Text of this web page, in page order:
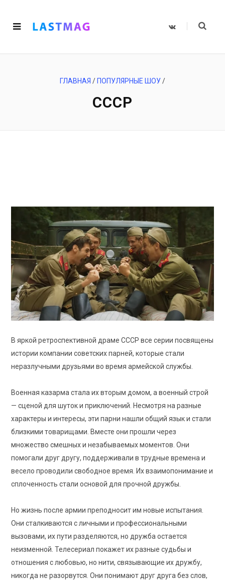
V
ГЛАВНАЯ / ПОПУЛЯРНЫЕ ШОУ/
СССР
В яркой ретроспективной драме СССР все серии посвящены
истории компании советских парней, которые стали
неразлучными друзьями во время армейской службы.
Военная казарма стала их вторым домом, а военный строй
— сценой для шуток и приключений. Несмотря на разные
характеры и интересы, эти парни нашли общий язык и стали
близкими товарищами. Вместе они прошли через
множество смешных и незабываемых моментов. Они
помогали друг другу, поддерживали в трудные времена и
весело проводили свободное время. Их взаимопонимание и
сплоченность стали основой для прочной дружбы.
Но жизнь после армии преподносит им новые испытания.
Они сталкиваются с личными и профессиональными
вызовами, их пути разделяются, но дружба остается
неизменной. Телесериал покажет их разные судьбы и
отношения с любовью, но нити, связывающие их дружбу,
никогда не разорвутся. Они понимают друг друга без слов,